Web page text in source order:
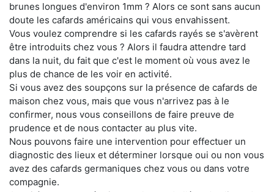
brunes longues d'environ 1mm ? Alors ce sont sans aucun
doute les cafards américains qui vous envahissent.
Vous voulez comprendre si les cafards rayés se s'avèrent
être introduits chez vous ? Alors il faudra attendre tard
dans la nuit, du fait que c'est le moment où vous avez le
plus de chance de les voir en activité.
Si vous avez des soupçons sur la présence de cafards de
maison chez vous, mais que vous n'arrivez pas à le
confirmer, nous vous conseillons de faire preuve de
prudence et de nous contacter au plus vite.
Nous pouvons faire une intervention pour effectuer un
diagnostic des lieux et déterminer lorsque oui ou non vous
avez des cafards germaniques chez vous ou dans votre
compagnie.